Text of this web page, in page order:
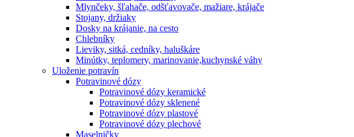
Mlynčeky, šľahače, odšťavovače, mažiare, krájače
Stojany, držiaky
Dosky na krájanie, na cesto
Chlebníky
Lieviky, sitká, cedníky, haluškáre
Minútky, teplomery, marinovanie,kuchynské váhy
Uloženie potravín
Potravinové dózy
Potravinové dózy keramické
Potravinové dózy sklenené
Potravinové dózy plastové
Potravinové dózy plechové
Maselničky